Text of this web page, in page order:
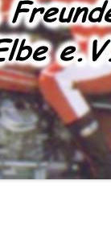
TECHNIK –
TECHNIK –